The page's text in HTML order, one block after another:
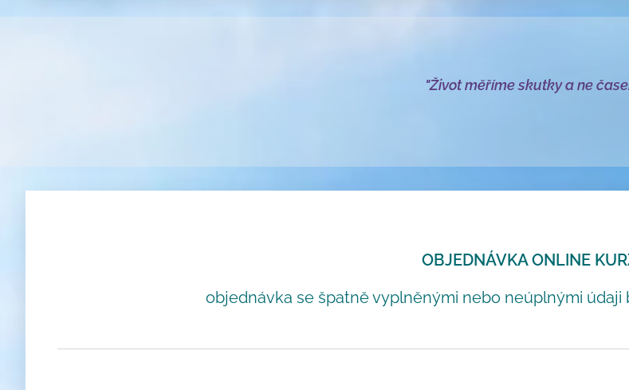
"Život měříme skutky a ne
OBJEDNÁVKA ONLINE
objednávka se špatně vyplněnými nebo neúplnými údaji